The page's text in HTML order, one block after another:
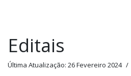
Editais
Última Atualização: 26 Fevereiro 2024